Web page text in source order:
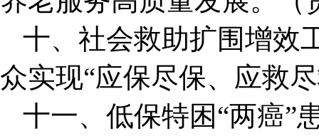
十、社会救助扩围增效
众实现“应保尽保、应救
十一、低保特困“两癌”